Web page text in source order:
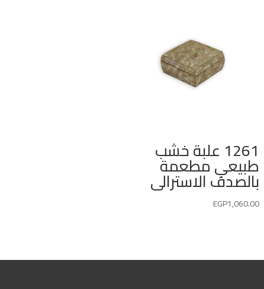
1261 علبة خشب
طبيعي مطعمة
بالصدف الاسترالى
EGP1,060.00